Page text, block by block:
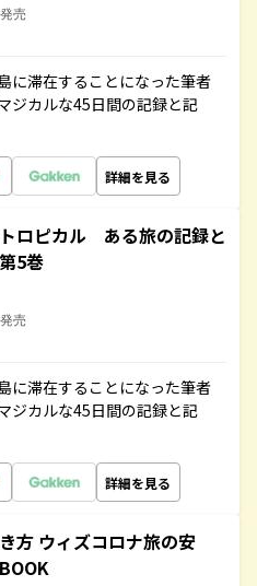
売
に滞在することになった筆者
ジカルな45日間の記録と記
詳細を見る
ロピカル ある旅の記録と
5巻
売
に滞在することになった筆者
ジカルな45日間の記録と記
詳細を見る
方 ウィズコロナ旅の安